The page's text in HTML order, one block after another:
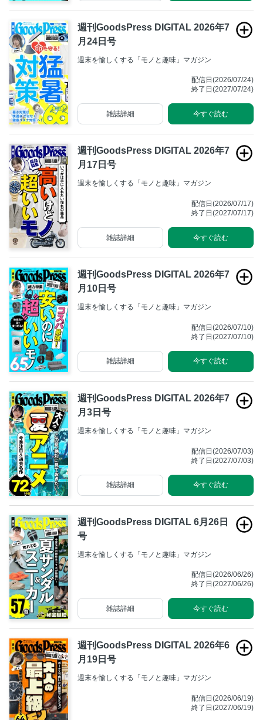
週刊GoodsPress DIGITAL 2026年7
月24日号
週末を愉しくする「モノと趣味」マガジン
配信日(2026/07/24)
終了日(2027/07/24)
今すぐ読む
雑誌詳細
週刊GoodsPress DIGITAL 2026年7
月17日号
週末を愉しくする「モノと趣味」マガジン
配信日(2026/07/17)
終了日(2027/07/17)
今すぐ読む
雑誌詳細
週刊GoodsPress DIGITAL 2026年7
月10日号
週末を愉しくする「モノと趣味」マガジン
配信日(2026/07/10)
終了日(2027/07/10)
今すぐ読む
雑誌詳細
週刊GoodsPress DIGITAL 2026年7
月3日号
週末を愉しくする「モノと趣味」マガジン
配信日(2026/07/03)
終了日(2027/07/03)
今すぐ読む
雑誌詳細
週刊GoodsPress DIGITAL 6月26日
号
週末を愉しくする「モノと趣味」マガジン
配信日(2026/06/26)
終了日(2027/06/26)
今すぐ読む
雑誌詳細
週刊GoodsPress DIGITAL 2026年6
月19日号
週末を愉しくする「モノと趣味」マガジン
配信日(2026/06/19)
終了日(2027/06/19)